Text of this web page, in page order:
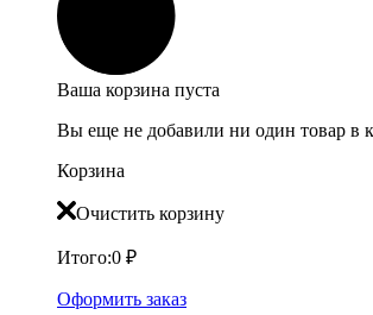
Ваша корзина пуста
Вы еще не добавили ни один товар в
Корзина
Очистить корзину
Итого:0 ₽
Оформить заказ